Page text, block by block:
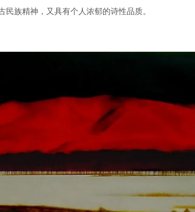
族精神，又具有个人浓郁的诗性品质。